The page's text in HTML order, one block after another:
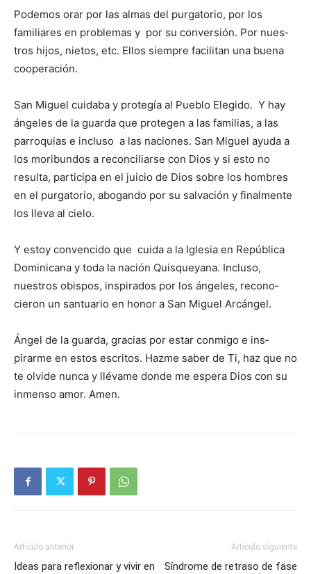
Podemos orar por las al­mas del purgatorio, por los
familiares en problemas y por su conversión. Por nues­
tros hijos, nietos, etc. Ellos siempre facilitan una buena
cooperación.
San Miguel cuidaba y protegía al Pueblo Elegido. Y hay
ángeles de la guarda que protegen a las familias, a las
parroquias e incluso a las naciones. San Miguel ayuda a
los moribundos a reconci­liarse con Dios y si esto no
resulta, participa en el juicio de Dios sobre los hombres
en el purgatorio, abogando por su salvación y finalmen­te
los lleva al cielo.
Y estoy convencido que cuida a la Iglesia en Repú­blica
Dominicana y toda la nación Quisqueyana. Inclu­so,
nuestros obispos, inspirados por los ángeles, recono­
cieron un santuario en honor a San Miguel Arcángel.
Ángel de la guarda, gracias por estar conmigo e ins­
pirarme en estos escritos. Haz­me saber de Ti, haz que no
te olvide nunca y llévame donde me espera Dios con su
inmenso amor. Amen.
Artículo anterior
Ideas para reflexionar y vivir en
Artículo siguiente
Síndrome de retraso de fase